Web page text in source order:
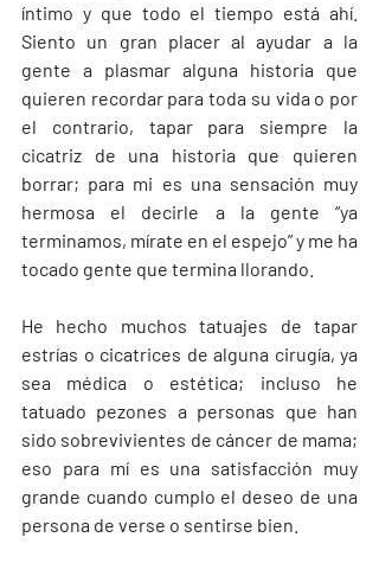
íntimo y que todo el tiempo está ahí.
Siento un gran placer al ayudar a la
gente a plasmar alguna historia que
quieren recordar para toda su vida o por
el contrario, tapar para siempre la
cicatriz de una historia que quieren
borrar; para mi es una sensación muy
hermosa el decirle a la gente “ya
terminamos, mírate en el espejo” y me ha
tocado gente que termina llorando.
He hecho muchos tatuajes de tapar
estrías o cicatrices de alguna cirugía, ya
sea médica o estética; incluso he
tatuado pezones a personas que han
sido sobrevivientes de cáncer de mama;
eso para mí es una satisfacción muy
grande cuando cumplo el deseo de una
persona de verse o sentirse bien.